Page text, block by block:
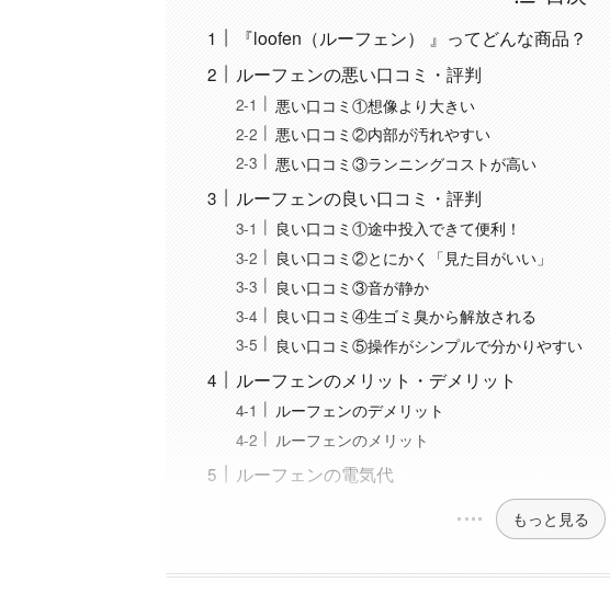
『loofen（ルーフェン） 』ってどんな商品？
ルーフェンの悪い口コミ・評判
悪い口コミ①想像より大きい
悪い口コミ②内部が汚れやすい
悪い口コミ③ランニングコストが高い
ルーフェンの良い口コミ・評判
良い口コミ①途中投入できて便利！
良い口コミ②とにかく「見た目がいい」
良い口コミ③音が静か
良い口コミ④生ゴミ臭から解放される
良い口コミ⑤操作がシンプルで分かりやすい
ルーフェンのメリット・デメリット
ルーフェンのデメリット
ルーフェンのメリット
ルーフェンの電気代
もっと見る